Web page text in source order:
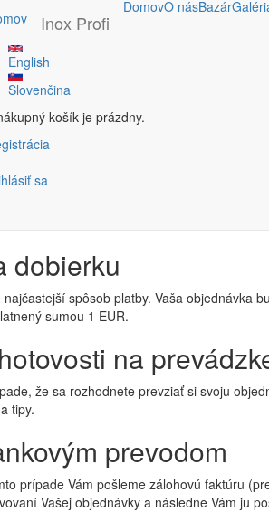
Inox Profi
DomovO násBazár
English
Slovenčina
košík je prázdny.
sa
platobnú bránu -
dobierku
najčastejší spôsob platby. Vaša objednávka
sumou 1 EUR.
na
že sa rozhodnete prevziať si svoju
tipy.
prevodom
prípade Vám pošleme zálohovú faktúru
Vašej objednávky a následne Vám ju